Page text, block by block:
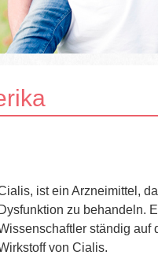
ist ein Arzneimittel,
Dysfunktion zu behandeln.
ständig auf
von Cialis.